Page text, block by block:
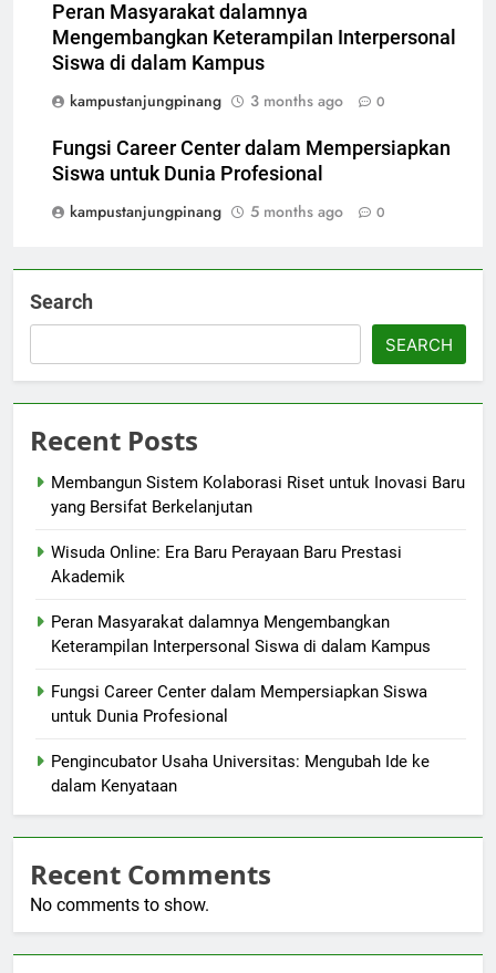
Peran Masyarakat dalamnya
Mengembangkan Keterampilan Interpersonal
Siswa di dalam Kampus
kampustanjungpinang
3 months ago 0
Fungsi Career Center dalam Mempersiapkan
Siswa untuk Dunia Profesional
kampustanjungpinang
5 months ago 0
Search
SEARCH
Recent Posts
Membangun Sistem Kolaborasi Riset untuk Inovasi Baru
yang Bersifat Berkelanjutan
Wisuda Online: Era Baru Perayaan Baru Prestasi
Akademik
Peran Masyarakat dalamnya Mengembangkan
Keterampilan Interpersonal Siswa di dalam Kampus
Fungsi Career Center dalam Mempersiapkan Siswa
untuk Dunia Profesional
Pengincubator Usaha Universitas: Mengubah Ide ke
dalam Kenyataan
Recent Comments
No comments to show.